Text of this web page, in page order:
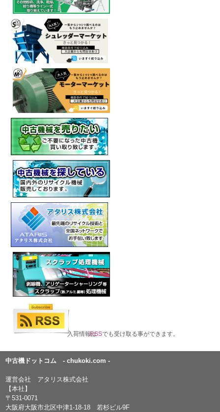
入荷情報はRSSでも受け取る事ができます。
中古機ドットコム - chukoki.com -
運営会社 アタリス株式会社
【本社】
〒531-0071
大阪府大阪市北区中津1-18-18 若杉ビル9F